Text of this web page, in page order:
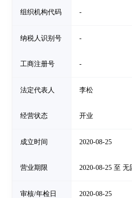
组织机构代码 -
纳税人识别号 -
工商注册号 -
法定代表人 李松
经营状态 开业
成立时间 2020-08-25
营业期限 2020-08-25 至 无
审核/年检日
2020-08-25